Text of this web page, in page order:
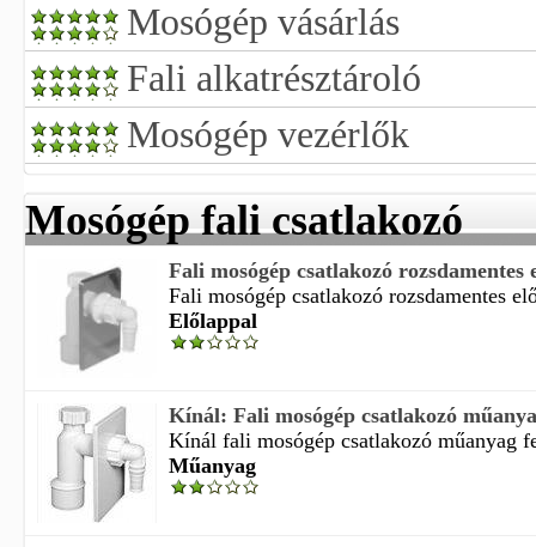
Mosógép vásárlás
Fali alkatrésztároló
Mosógép vezérlők
Mosógép fali csatlakozó
Fali mosógép csatlakozó rozsdamentes
Fali mosógép csatlakozó rozsdamentes
Előlappal
Kínál: Fali mosógép csatlakozó
Kínál fali mosógép csatlakozó műanyag
Műanyag